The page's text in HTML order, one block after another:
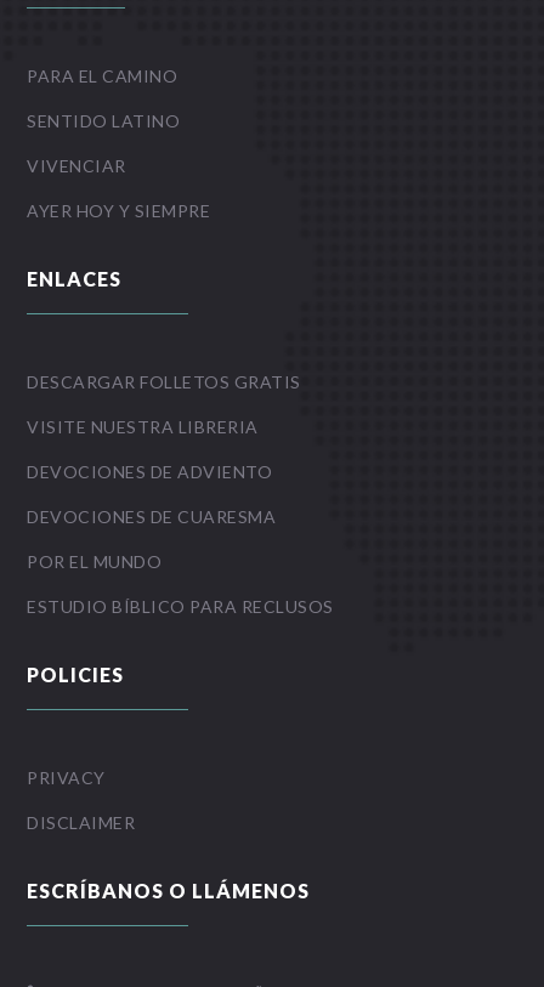
PARA EL CAMINO
SENTIDO LATINO
VIVENCIAR
AYER HOY Y SIEMPRE
ENLACES
DESCARGAR FOLLETOS GRATIS
VISITE NUESTRA LIBRERIA
DEVOCIONES DE ADVIENTO
DEVOCIONES DE CUARESMA
POR EL MUNDO
ESTUDIO BÍBLICO PARA RECLUSOS
POLICIES
PRIVACY
DISCLAIMER
ESCRÍBANOS O LLÁMENOS